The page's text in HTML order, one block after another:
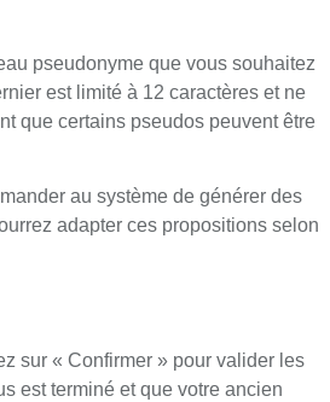
pseudonyme que vous souhaitez
est limité à 12 caractères et ne
que certains pseudos peuvent être
au système de générer des
adapter ces propositions selon
sur « Confirmer » pour valider les
est terminé et que votre ancien